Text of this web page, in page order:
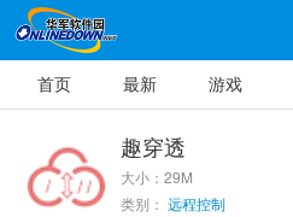
首页 最新 游戏
趣穿透
大小：29M
类别： 远程控制